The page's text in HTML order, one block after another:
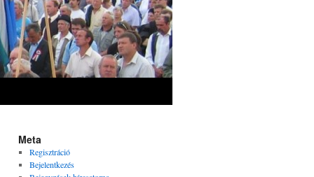
Meta
Regisztráció
Bejelentkezés